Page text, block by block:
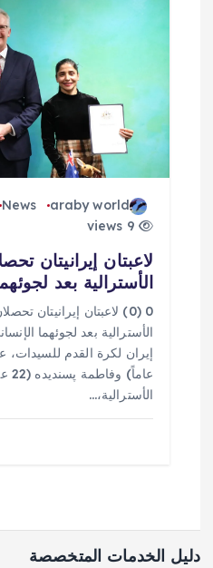
araby world
News
9 views
لاعبتان إيرانيتان
الأسترالية بعد
0 (0) لاعبتان إيرانيتان
الأسترالية بعد لجوئهما
الأسترالية،…
دليل الخدمات المتخصصة